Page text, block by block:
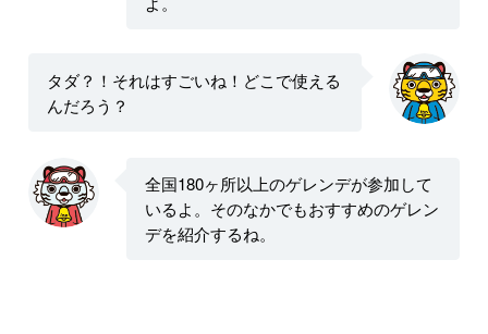
タダ？！それはすごいね！どこで使える
んだろう？
全国180ヶ所以上のゲレンデが参加して
いるよ。そのなかでもおすすめのゲレン
デを紹介するね。